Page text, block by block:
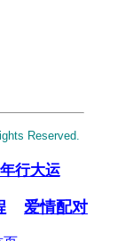
Reserved.
行大运
爱情配对